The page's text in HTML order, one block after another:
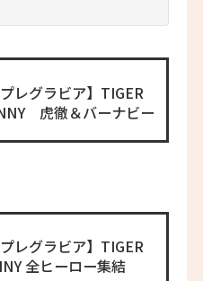
プレグラビア】TIGER
虎徹＆バーナビー
プレグラビア】TIGER
全ヒーロー集結